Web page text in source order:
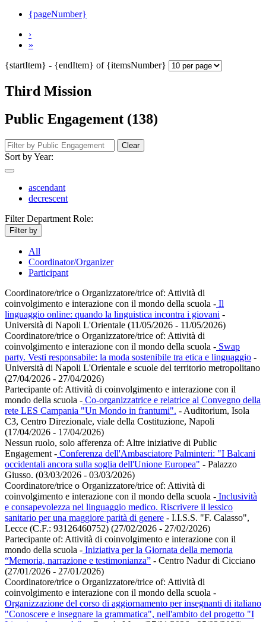
{pageNumber}
›
»
{startItem} - {endItem} of {itemsNumber}
Third Mission
Public Engagement (138)
Clear
Sort by Year:
ascendant
decrescent
Filter Department Role:
Filter by
All
Coordinator/Organizer
Participant
Coordinatore/trice o Organizzatore/trice of: Attività di
coinvolgimento e interazione con il mondo della scuola - Il
linguaggio online: quando la linguistica incontra i giovani -
Università di Napoli L'Orientale (11/05/2026 - 11/05/2026)
Coordinatore/trice o Organizzatore/trice of: Attività di
coinvolgimento e interazione con il mondo della scuola - Swap
party. Vesti responsabile: la moda sostenibile tra etica e linguaggio -
Università di Napoli L'Orientale e scuole del territorio metropolitano
(27/04/2026 - 27/04/2026)
Partecipante of: Attività di coinvolgimento e interazione con il
mondo della scuola - Co-organizzatrice e relatrice al Convegno della
rete LES Campania "Un Mondo in frantumi". - Auditorium, Isola
C3, Centro Direzionale, viale della Costituzione, Napoli
(17/04/2026 - 17/04/2026)
Nessun ruolo, solo afferenza of: Altre iniziative di Public
Engagement - Conferenza dell'Ambasciatore Palminteri: "I Balcani
occidentali ancora sulla soglia dell'Unione Europea" - Palazzo
Giusso. (03/03/2026 - 03/03/2026)
Coordinatore/trice o Organizzatore/trice of: Attività di
coinvolgimento e interazione con il mondo della scuola - Inclusività
e consapevolezza nel linguaggio medico. Riscrivere il lessico
sanitario per una maggiore parità di genere - I.I.S.S. "F. Calasso",
Lecce (C.F.: 93126460752) (27/02/2026 - 27/02/2026)
Partecipante of: Attività di coinvolgimento e interazione con il
mondo della scuola - Iniziativa per la Giornata della memoria
“Memoria, narrazione e testimonianza” - Centro Nadur di Cicciano
(27/01/2026 - 27/01/2026)
Coordinatore/trice o Organizzatore/trice of: Attività di
coinvolgimento e interazione con il mondo della scuola -
Organizzazione del corso di aggiornamento per insegnanti di italiano
"Conoscere e insegnare la grammatica", nell'ambito del progetto "I